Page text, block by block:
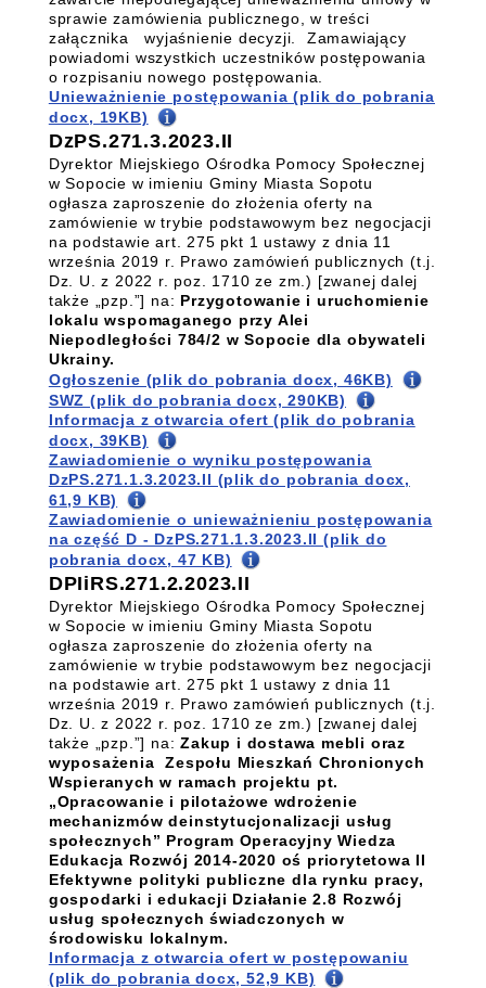
sprawie zamówienia publicznego, w treści
załącznika wyjaśnienie decyzji. Zamawiający
powiadomi wszystkich uczestników postępowania
o rozpisaniu nowego postępowania.
Unieważnienie postępowania (plik do pobrania
docx, 19KB)
DzPS.271.3.2023.II
Dyrektor Miejskiego Ośrodka Pomocy Społecznej
w Sopocie w imieniu Gminy Miasta Sopotu
ogłasza zaproszenie do złożenia oferty na
zamówienie w trybie podstawowym bez negocjacji
na podstawie art. 275 pkt 1 ustawy z dnia 11
września 2019 r. Prawo zamówień publicznych (t.j.
Dz. U. z 2022 r. poz. 1710 ze zm.) [zwanej dalej
także „pzp.”] na: Przygotowanie i uruchomienie
lokalu wspomaganego przy Alei
Niepodległości 784/2 w Sopocie dla obywateli
Ukrainy.
Ogłoszenie (plik do pobrania docx, 46KB)
SWZ (plik do pobrania docx, 290KB)
Informacja z otwarcia ofert (plik do pobrania
docx, 39KB)
Zawiadomienie o wyniku postępowania
DzPS.271.1.3.2023.II (plik do pobrania docx,
61,9 KB)
Zawiadomienie o unieważnieniu postępowania
na część D - DzPS.271.1.3.2023.II (plik do
pobrania docx, 47 KB)
DPIiRS.271.2.2023.II
Dyrektor Miejskiego Ośrodka Pomocy Społecznej
w Sopocie w imieniu Gminy Miasta Sopotu
ogłasza zaproszenie do złożenia oferty na
zamówienie w trybie podstawowym bez negocjacji
na podstawie art. 275 pkt 1 ustawy z dnia 11
września 2019 r. Prawo zamówień publicznych (t.j.
Dz. U. z 2022 r. poz. 1710 ze zm.) [zwanej dalej
także „pzp.”] na: Zakup i dostawa mebli oraz
wyposażenia Zespołu Mieszkań Chronionych
Wspieranych w ramach projektu pt.
„Opracowanie i pilotażowe wdrożenie
mechanizmów deinstytucjonalizacji usług
społecznych” Program Operacyjny Wiedza
Edukacja Rozwój 2014-2020 oś priorytetowa II
Efektywne polityki publiczne dla rynku pracy,
gospodarki i edukacji Działanie 2.8 Rozwój
usług społecznych świadczonych w
środowisku lokalnym.
Informacja z otwarcia ofert w postępowaniu
(plik do pobrania docx, 52,9 KB)